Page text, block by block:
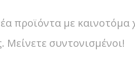
προϊόντα με καινοτόμα
Μείνετε συντονισμένοι!